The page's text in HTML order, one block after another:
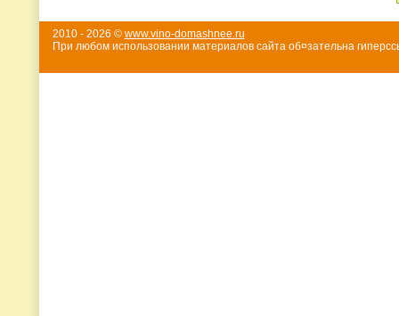
2010 - 2026 © www.vino-domashnee.ru
При любом использовании материалов сайта об¤зательна